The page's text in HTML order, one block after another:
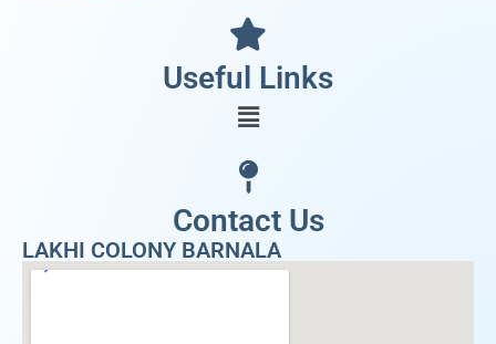
Useful Links
Contact Us
LAKHI COLONY BARNALA